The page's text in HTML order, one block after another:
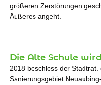
größeren Zerstörungen
Äußeres angeht.
Die Alte Schule
2018 beschloss der
Sanierungsgebiet